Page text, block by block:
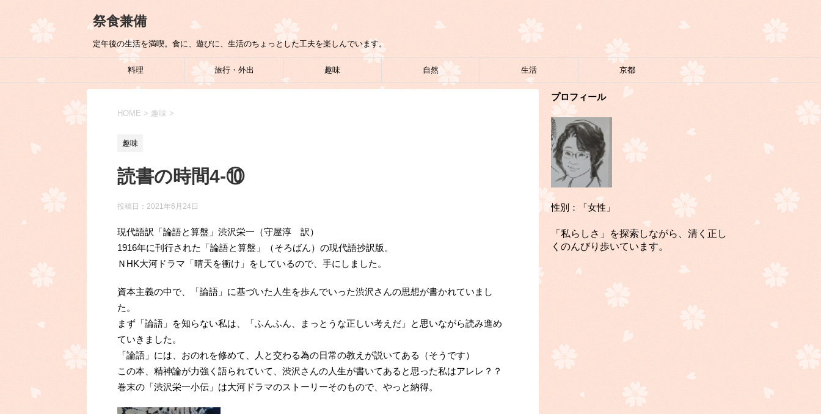
祭食兼備
定年後の生活を満喫。食に、遊びに、生活のちょっとした工夫を楽しんでいます。
料理 旅行・外出 趣味 自然 生活 京都
HOME > 趣味 >
趣味
読書の時間4-⑩
投稿日： 2021年6月24日
現代語訳「論語と算盤」渋沢栄一（守屋淳 訳）
1916年に刊行された「論語と算盤」（そろばん）の現代語抄訳版。
ＮHK大河ドラマ「晴天を衝け」をしているので、手にしました。
資本主義の中で、「論語」に基づいた人生を歩んでいった渋沢さんの思想が書かれていまし
た。
まず「論語」を知らない私は、「ふんふん、まっとうな正しい考えだ」と思いながら読み進め
ていきました。
「論語」には、おのれを修めて、人と交わる為の日常の教えが説いてある（そうです）
この本、精神論が力強く語られていて、渋沢さんの人生が書いてあると思った私はアレレ？？
巻末の「渋沢栄一小伝」は大河ドラマのストーリーそのもので、やっと納得。
プロフィール
性別：「女性」
「私らしさ」を探索しながら、清く正し
くのんびり歩いています。